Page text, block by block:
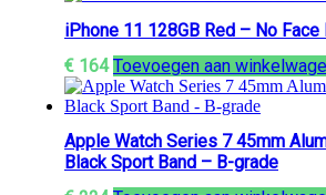
iPhone 11 128GB Red – No Face
€ 164 Toevoegen aan
Apple Watch Series 7 45mm
Black Sport Band – B-grade